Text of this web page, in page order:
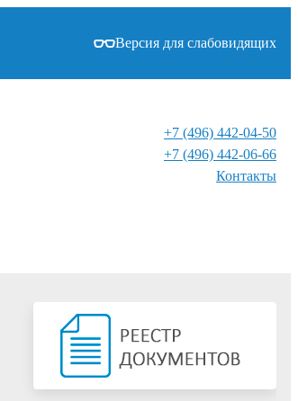
Версия для слабовидящих
+7 (496) 442-04-50
+7 (496) 442-06-66
Контакты⁠